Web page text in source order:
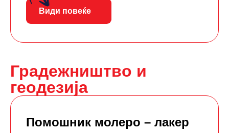
Види повеќе
Градежништво и
геодезија
Помошник молеро – лакер